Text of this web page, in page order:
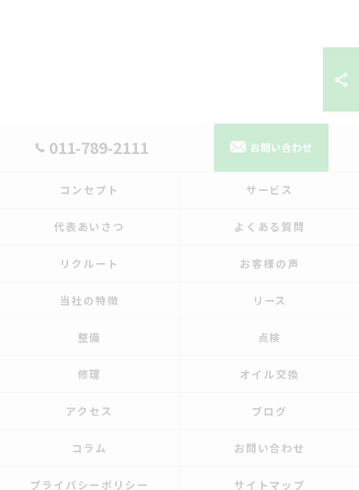
011-789-2111 お問い合わせ
コンセプト サービス
代表あいさつ よくある質問
リクルート お客様の声
当社の特徴 リース
整備 点検
修理 オイル交換
アクセス ブログ
コラム お問い合わせ
プライバシーポリシー サイトマップ